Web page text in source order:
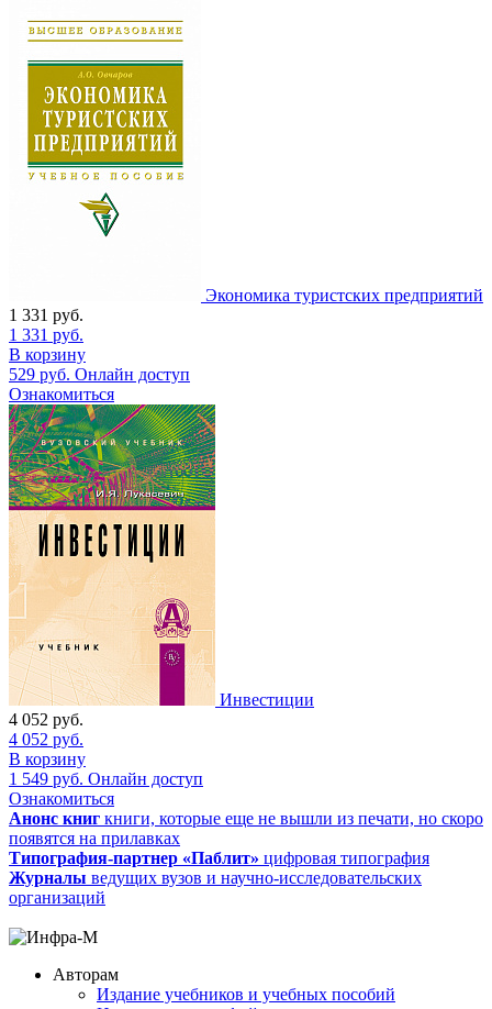
Экономика туристских предприятий
1 331 руб.
1 331 руб.
В корзину
529 руб. Онлайн доступ
Ознакомиться
Инвестиции
4 052 руб.
4 052 руб.
В корзину
1 549 руб. Онлайн доступ
Ознакомиться
Анонс книг книги, которые еще не вышли из печати, но скоро
появятся на прилавках
Типография-партнер «Паблит» цифровая типография
Журналы ведущих вузов и научно-исследовательских
организаций
Авторам
Издание учебников и учебных пособий